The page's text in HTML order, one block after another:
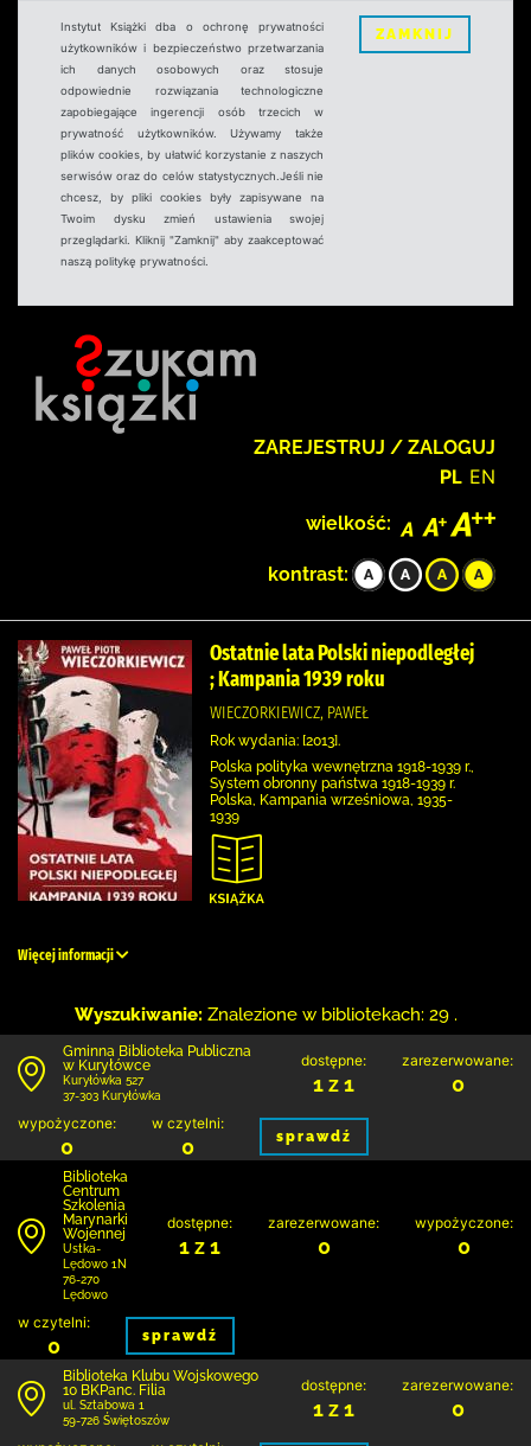
Instytut Książki dba o ochronę prywatności
użytkowników i bezpieczeństwo przetwarzania
ich danych osobowych oraz stosuje
odpowiednie rozwiązania technologiczne
zapobiegające ingerencji osób trzecich w
prywatność użytkowników. Używamy także
plików cookies, by ułatwić korzystanie z naszych
serwisów oraz do celów statystycznych.Jeśli nie
chcesz, by pliki cookies były zapisywane na
Twoim dysku zmień ustawienia swojej
przeglądarki. Kliknij "Zamknij" aby zaakceptować
naszą politykę prywatności.
ZAMKNIJ
ZAREJESTRUJ / ZALOGUJ
PL EN
wielkość:
kontrast:
Ostatnie lata Polski niepodległej
; Kampania 1939 roku
WIECZORKIEWICZ, PAWEŁ
Rok wydania: [2013].
Polska polityka wewnętrzna 1918-1939 r.,
System obronny państwa 1918-1939 r.
Polska, Kampania wrześniowa, 1935-
1939
Więcej informacji
Wyszukiwanie: Znalezione w bibliotekach: 29 .
Gminna Biblioteka Publiczna
w Kuryłówce
Kuryłówka 527
37-303 Kuryłówka
dostępne:
1 z 1
zarezerwowane:
0
wypożyczone:
0
w czytelni:
0 sprawdź
Biblioteka
Centrum
Szkolenia
Marynarki
Wojennej
Ustka-
Lędowo 1N
76-270
Lędowo
dostępne:
1 z 1
zarezerwowane:
0
wypożyczone:
0
w czytelni:
0 sprawdź
Biblioteka Klubu Wojskowego
10 BKPanc. Filia
ul. Sztabowa 1
59-726 Świętoszów
dostępne:
1 z 1
zarezerwowane:
0